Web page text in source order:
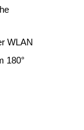
WLAN
180°